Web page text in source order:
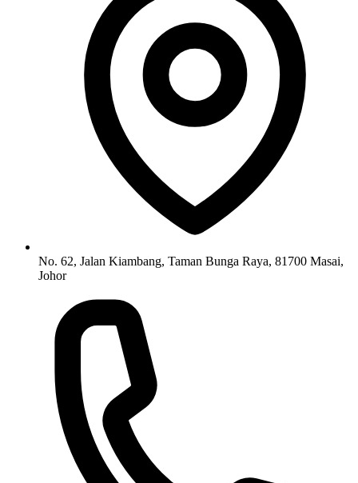
No. 62, Jalan Kiambang, Taman Bunga Raya, 81700 Masai,
Johor